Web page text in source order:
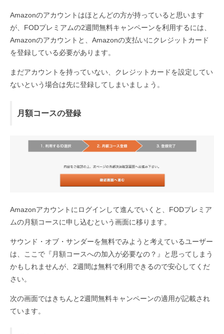
Amazonのアカウントはほとんどの方が持っていると思います
が、FODプレミアムの2週間無料キャンペーンを利用するには、
Amazonのアカウントと、Amazonの支払いにクレジットカード
を登録している必要があります。
まだアカウントを持っていない、クレジットカードを設定してい
ないという場合は先に登録してしまいましょう。
月額コースの登録
Amazonアカウントにログインして進んでいくと、FODプレミア
ムの月額コースに申し込むという画面に移ります。
サウンド・オブ・サンダーを無料でみようと考えているユーザー
は、ここで『月額コースへの加入が必要なの？』と思ってしまう
かもしれませんが、2週間は無料で利用できるので安心してくだ
さい。
次の画面ではきちんと2週間無料キャンペーンの適用が記載され
ています。